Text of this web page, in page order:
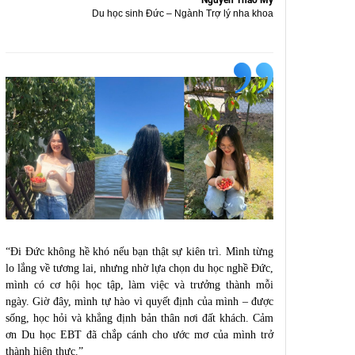
Du học sinh Đức – Ngành Trợ lý nha khoa
“Đi Đức không hề khó nếu bạn thật sự kiên trì. Mình từng
lo lắng về tương lai, nhưng nhờ lựa chọn du học nghề Đức,
mình có cơ hội học tập, làm việc và trưởng thành mỗi
ngày. Giờ đây, mình tự hào vì quyết định của mình – được
sống, học hỏi và khẳng định bản thân nơi đất khách. Cảm
ơn Du học EBT đã chắp cánh cho ước mơ của mình trở
thành hiện thực.”